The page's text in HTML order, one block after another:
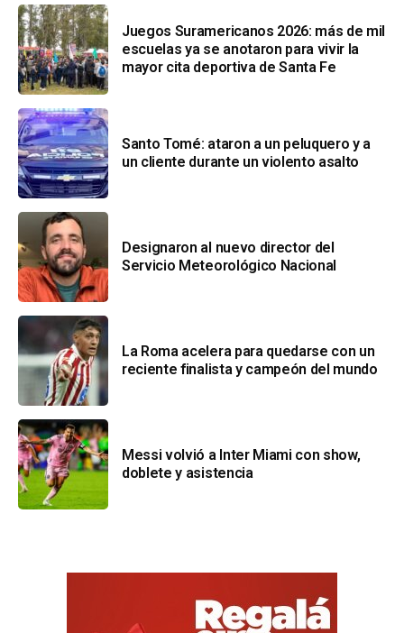
Juegos Suramericanos 2026: más de mil
escuelas ya se anotaron para vivir la
mayor cita deportiva de Santa Fe
Santo Tomé: ataron a un peluquero y a
un cliente durante un violento asalto
Designaron al nuevo director del
Servicio Meteorológico Nacional
La Roma acelera para quedarse con un
reciente finalista y campeón del mundo
Messi volvió a Inter Miami con show,
doblete y asistencia